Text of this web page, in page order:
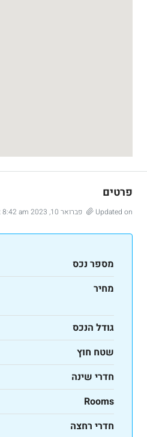
פרטים
Updated on פברואר 10, 2023 at 8:42 am
מספר נכס
מחיר
גודל הנכס
שטח חוץ
חדרי שינה
Rooms
חדרי רחצה